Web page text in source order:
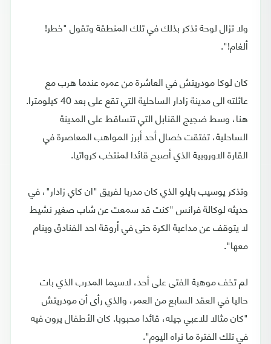
ولا تزال لوحة تذكر بذلك في تلك المنطقة وتقول "خطر!
ألغام!".
كان لوكا مودريتش في العاشرة من عمره عندما هرب مع
عائلته الى مدينة زادار الساحلية التي تقع على بعد 40 كيلومترا.
هنا، وسط ضجيج القنابل التي تتساقط على المدينة
الساحلية، تفتقت خصال أحد أبرز المواهب المعاصرة في
القارة الاوروبية الذي أصبح قائدا لمنتخب كرواتيا.
وتذكر يوسيب بايلو الذي كان مدربا لفريق "ان كاي زادار"، في
حديثه لوكالة فرانس "كنت قد سمعت عن شاب صغير نشيط
لا يتوقف عن مداعبة الكرة حتى في أروقة احد الفنادق وينام
معها".
لم تخف موهبة الفتى على أحد، لاسيما المدرب الذي بات
حاليا في العقد السابع من العمر، والذي رأى أن مودريتش
"كان مثالا للاعبي جيله، قائدا محبوبا. كان الأطفال يرون فيه
في تلك الفترة ما نراه اليوم".